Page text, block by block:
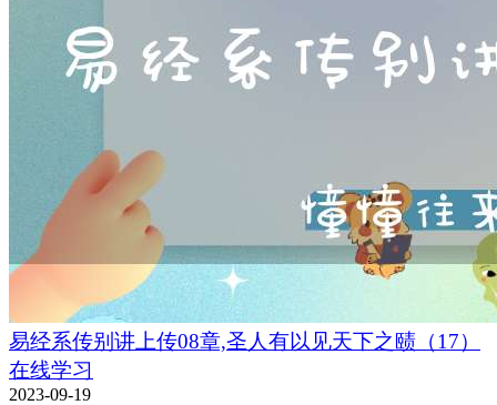
易经系传别讲上传08章,圣人有以见天下之赜（17）
在线学习
2023-09-19